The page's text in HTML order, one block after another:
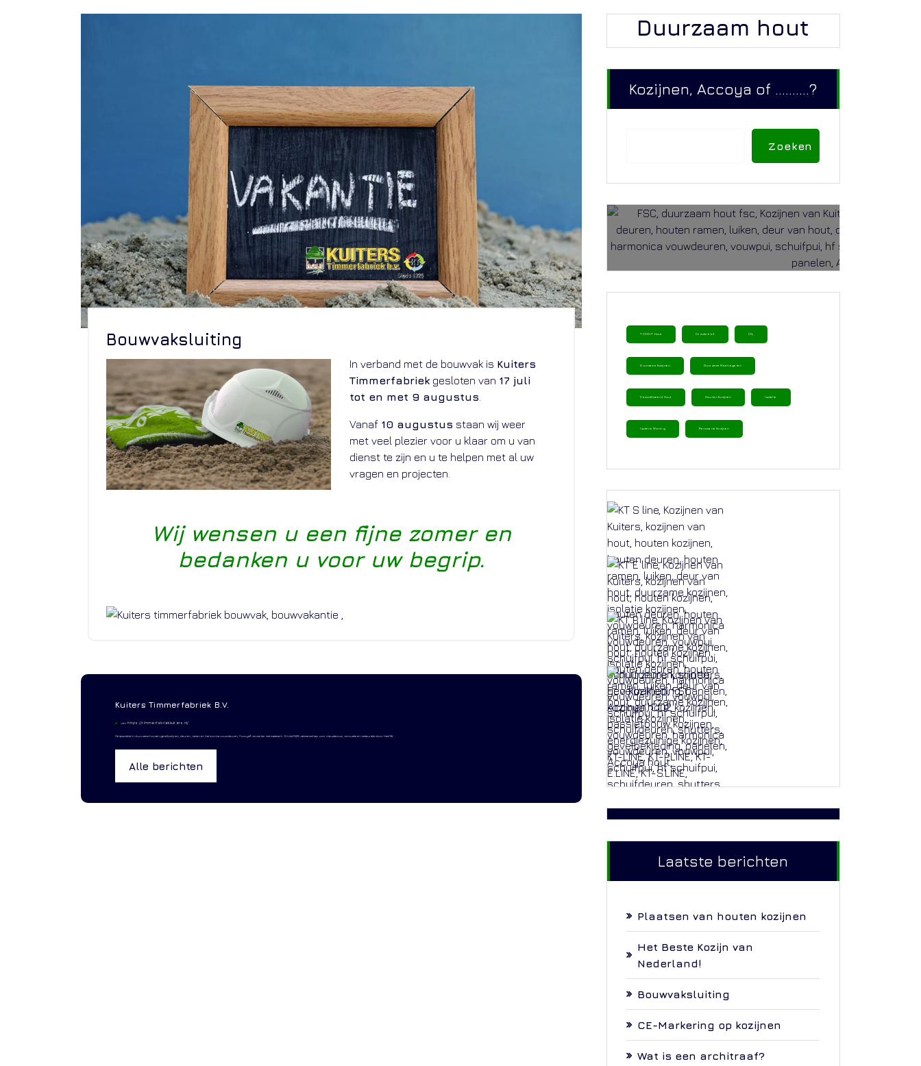
Bouwvaksluiting
In verband met de bouwvak is Kuiters
Timmerfabriekgesloten van 17 juli
tot en met 9 augustus
Vanaf 10 augustus staan wij weer
met veel plezier voor u klaar om u van
dienst te zijn en u te helpen met al uw
vragen en projecten.
Wij wensen u een fijne zomer en
bedanken u voor uw begrip.
Kuiters Timmerfabriek B.V.
visit:https://timmerfabriekkuiters.nl/
Dé specialist in duurzame houten gevelkozijnen, deuren, ramen en harmonica vouwdeuren, Accoya® verwerker met maatwerk. Sinds 1926 vakmanschap voor nieuwbouw, renovatie en restauratie door heel NL
Alle berichten
Duurzaam hout
Kozijnen, Accoya of ..........?
Zoeken
ACCOYA Hout Circulariteit CO₂
Duurzame Kozijnen Duurzame Maatregelen
Gemodificeerd Hout Houten Kozijnen Isolatie
Isolatie Woning Renovatie Kozijnen
Laatste berichten
Plaatsen van houten kozijnen
Het Beste Kozijn van
Nederland!
Bouwvaksluiting
CE-Markering op kozijnen
Wat is een architraaf?